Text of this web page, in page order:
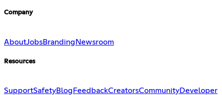
Company
AboutJobsBrandingNewsroom
Resources
SupportSafetyBlog FeedbackCreatorsCommunityDeveloper